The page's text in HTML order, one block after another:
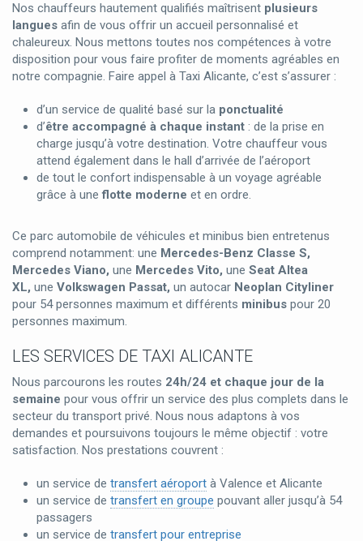
Nos chauffeurs hautement qualifiés maîtrisent plusieurs
langues afin de vous offrir un accueil personnalisé et
chaleureux. Nous mettons toutes nos compétences à votre
disposition pour vous faire profiter de moments agréables en
notre compagnie. Faire appel à Taxi Alicante, c’est s’assurer :
d’un service de qualité basé sur la ponctualité
d’être accompagné à chaque instant : de la prise en
charge jusqu’à votre destination. Votre chauffeur vous
attend également dans le hall d’arrivée de l’aéroport
de tout le confort indispensable à un voyage agréable
grâce à uneflotte moderne et en ordre.
Ce parc automobile de véhicules et minibus bien entretenus
comprend notamment: une Mercedes-Benz Classe S,
Mercedes Viano, une Mercedes Vito, une Seat Altea
XL, une Volkswagen Passat, un autocar Neoplan Cityliner
pour 54 personnes maximum et différents minibus pour 20
personnes maximum.
LES SERVICES DE TAXI ALICANTE
Nous parcourons les routes 24h/24 et chaque jour de la
semaine pour vous offrir un service des plus complets dans le
secteur du transport privé. Nous nous adaptons à vos
demandes et poursuivons toujours le même objectif : votre
satisfaction. Nos prestations couvrent :
un service de transfert aéroport à Valence et Alicante
un service de transfert en groupe pouvant aller jusqu’à 54
passagers
un service de transfert pour entreprise